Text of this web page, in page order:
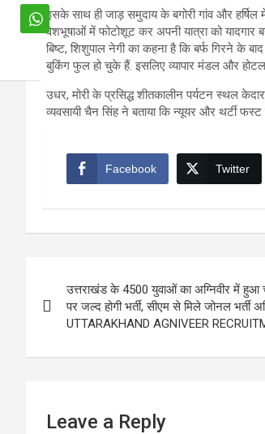
इसके साथ ही जाड़ समुदाय के बगोरी गांव और
वेशभूषाओं में फोटोशूट कर अपनी यात्रा को यादगार
बिष्ट, शिशुपाल नेगी का कहना है कि बर्फ गिरने के
बुकिंग फुल हो चुके हैं. इसलिए व्यापार मंडल और
उधर, मोरी के प्रसिद्ध शीतकालीन पर्यटन स्थल
व्यवसायी चैन सिंह ने बताया कि न्यूयर और थर्टी
Facebook Twitter
navigation
उत्तराखंड के 4500 युवाओं का अग्निवीर में हुआ
पर जल्द होगी भर्ती, सीएम से मिले जोनल भर्ती
UTTARAKHAND AGNIVEER
Leave a Reply